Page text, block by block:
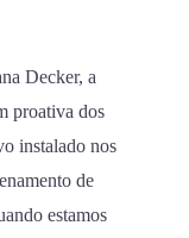
Decker, a
proativa dos
instalado nos
de
estamos